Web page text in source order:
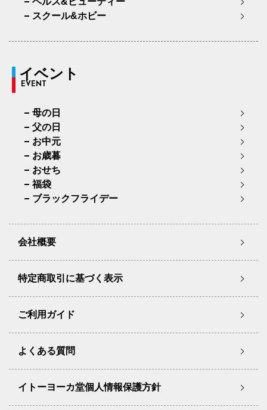
スクール&ホビー
イベント
EVENT
母の日
父の日
お中元
お歳暮
おせち
福袋
ブラックフライデー
会社概要
特定商取引に基づく表示
ご利用ガイド
よくある質問
イトーヨーカ堂個人情報保護方針